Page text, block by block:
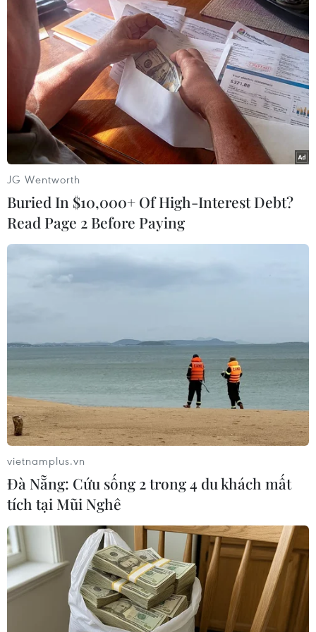
ra một bước tiến mới hứa hẹnnâng cao hơn nữa
chất lượng dạy và học của ngành giáo dục
huyện Pác Nặm. Đây sẽlà tiền đề giúp cho sự
nghiệp giáo dục của huyện vùng cao Pác Nặm
sớm theo kịpvới các địa phương trong cả nước./.
Hoàng Nam (TTXVN/Vietnam+)
#Bắc Kạn #Học sinh thiểu số
#Tiếng Việt
#Giáo viên
Pháp
Theo dõi VietnamPlus
TIN CÙNG CHUYÊN MỤC
JG Wentworth
Buried In $10,000+ Of High-Interest Debt?
Read Page 2 Before Paying
vietnamplus.vn
Đà Nẵng: Cứu sống 2 trong 4 du khách mất
tích tại Mũi Nghê